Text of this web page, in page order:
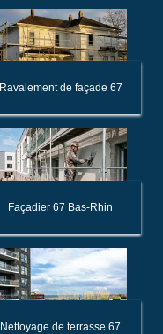
Ravalement de façade 67
Façadier 67 Bas-Rhin
Nettoyage de terrasse 67